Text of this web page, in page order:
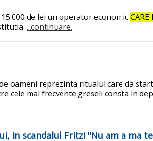
de lei un operator economicCARE
...continuare.
oameni reprezinta ritualul care da
cele mai frecvente greseli consta in
in scandalul Fritz! "Nu am a ma